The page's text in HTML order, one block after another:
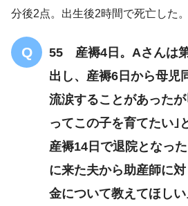
分後2点。出生後2時間で死亡した。
55 産褥4日。Aさんは
出し、産褥6日から母児
流涙することがあった
ってこの子を育てたい｣
産褥14日で退院となっ
に来た夫から助産師に
金について教えてほしい